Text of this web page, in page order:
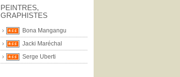
PEINTRES,
GRAPHISTES
Bona Mangangu
Jacki Maréchal
Serge Uberti